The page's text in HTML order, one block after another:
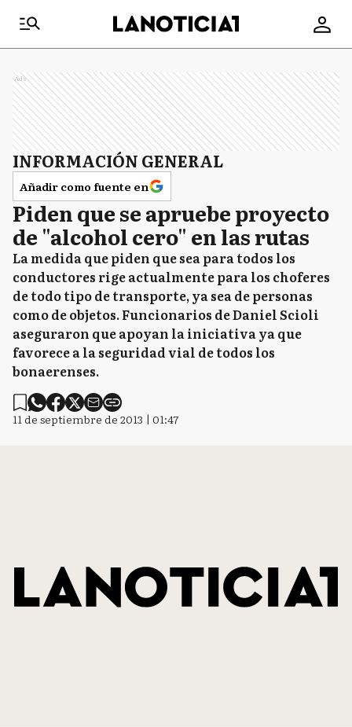
Ads
INFORMACIÓN GENERAL
Añadir como fuente en
Piden que se apruebe proyecto
de "alcohol cero" en las rutas
La medida que piden que sea para todos los
conductores rige actualmente para los choferes
de todo tipo de transporte, ya sea de personas
como de objetos. Funcionarios de Daniel Scioli
aseguraron que apoyan la iniciativa ya que
favorece a la seguridad vial de todos los
bonaerenses.
11 de septiembre de 2013 | 01:47